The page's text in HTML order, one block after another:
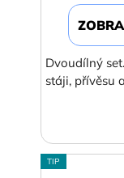
Dvoudílný
stáji, přívěsu
TIP